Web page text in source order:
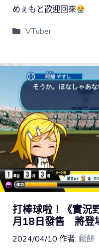
めぇもと歡迎回來
VTuber
打棒球啦！《實況
月18日發售 將登
2024/04/10 作者: 鬆餅